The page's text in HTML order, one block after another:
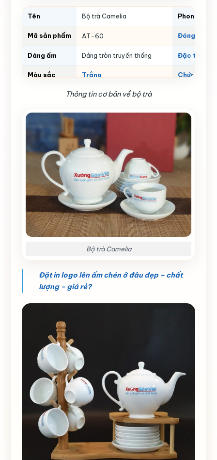
Tên Bộ trà Camelia Phong cách
Mã sản phẩm AT-60 Đóng gói
Dáng ấm Dáng tròn truyền thống Đặc tính
Màu sắc Trắng Chứng nhận
ml
Họa tiết Không Số lượng
Nguồn gốc Gia Lâm- Bát Tràng- Hà Nội In Logo
Thông tin cơ bản về bộ trà
Bộ trà Camelia
Đặt in logo lên ấm chén ở đâu đẹp – chất
lượng – giá rẻ?